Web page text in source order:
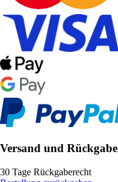
Versand und Rückgabe
30 Tage Rückgaberecht